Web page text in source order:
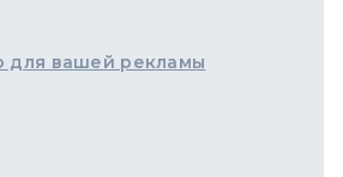
для вашей рекламы